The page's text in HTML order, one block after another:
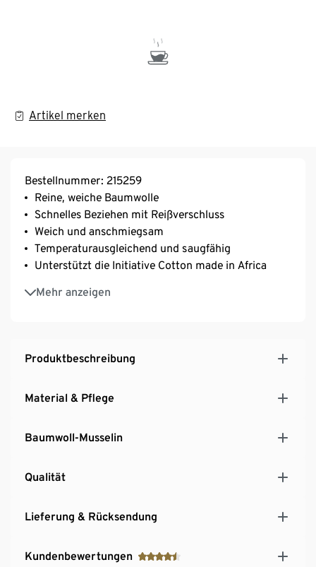
Artikel merken
Bestellnummer: 215259
Reine, weiche Baumwolle
Schnelles Beziehen mit Reißverschluss
Weich und anschmiegsam
Temperaturausgleichend und saugfähig
Unterstützt die Initiative Cotton made in Africa
Mehr anzeigen
Diese Bettwäsche unterstützt die Farmer*innen.
Produktbeschreibung
Material & Pflege
Baumwoll-Musselin
Qualität
Lieferung & Rücksendung
Kundenbewertungen